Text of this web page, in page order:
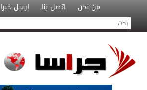
من نحن اتصل بنا ارسل خبرا